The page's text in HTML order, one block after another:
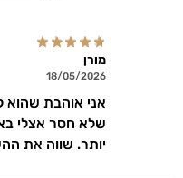
מורן
18/05/2026
אני אוהבת
שלא חסר אצלי
יותר. שווה את